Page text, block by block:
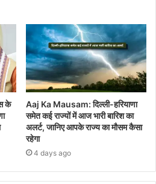
के
Aaj Ka Mausam: दिल्ली-हरियाणा
समेत कई राज्यों में आज भारी बारिश का
अलर्ट, जानिए आपके राज्य का मौसम कैसा
रहेगा
4 days ago